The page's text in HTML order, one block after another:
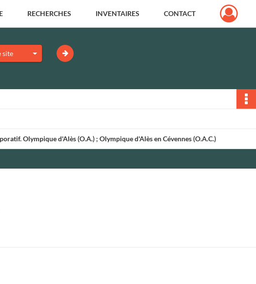
RECHERCHES INVENTAIRES CONTACT
site
Olympique d'Alès (O.A.) ; Olympique d'Alès en Cévennes (O.A.C.)